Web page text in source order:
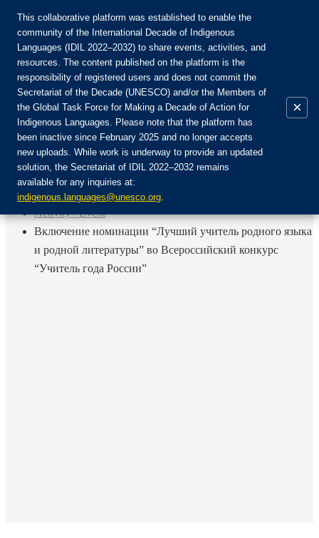
Join the Community:
Login
EN
FR
ES
RU
Home
Activity / Event
Включение номинации “Лучший учитель родного языка
и родной литературы” во Всероссийский конкурс
“Учитель года России”
This collaborative platform was established to enable the
community of the International Decade of Indigenous
Languages (IDIL 2022–2032) to share events, activities, and
resources. The content published on the platform is the
responsibility of registered users and does not commit the
Secretariat of the Decade (UNESCO) and/or the Members of
the Global Task Force for Making a Decade of Action for
Indigenous Languages. Please note that the platform has
been inactive since February 2025 and no longer accepts
new uploads. While work is underway to provide an updated
solution, the Secretariat of IDIL 2022–2032 remains
available for any inquiries at:
indigenous.languages@unesco.org.
×